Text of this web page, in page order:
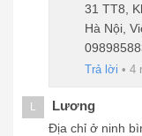
31 TT8,
Hà Nội,
Trả lời • 4
L Lương
Địa chỉ ở ninh